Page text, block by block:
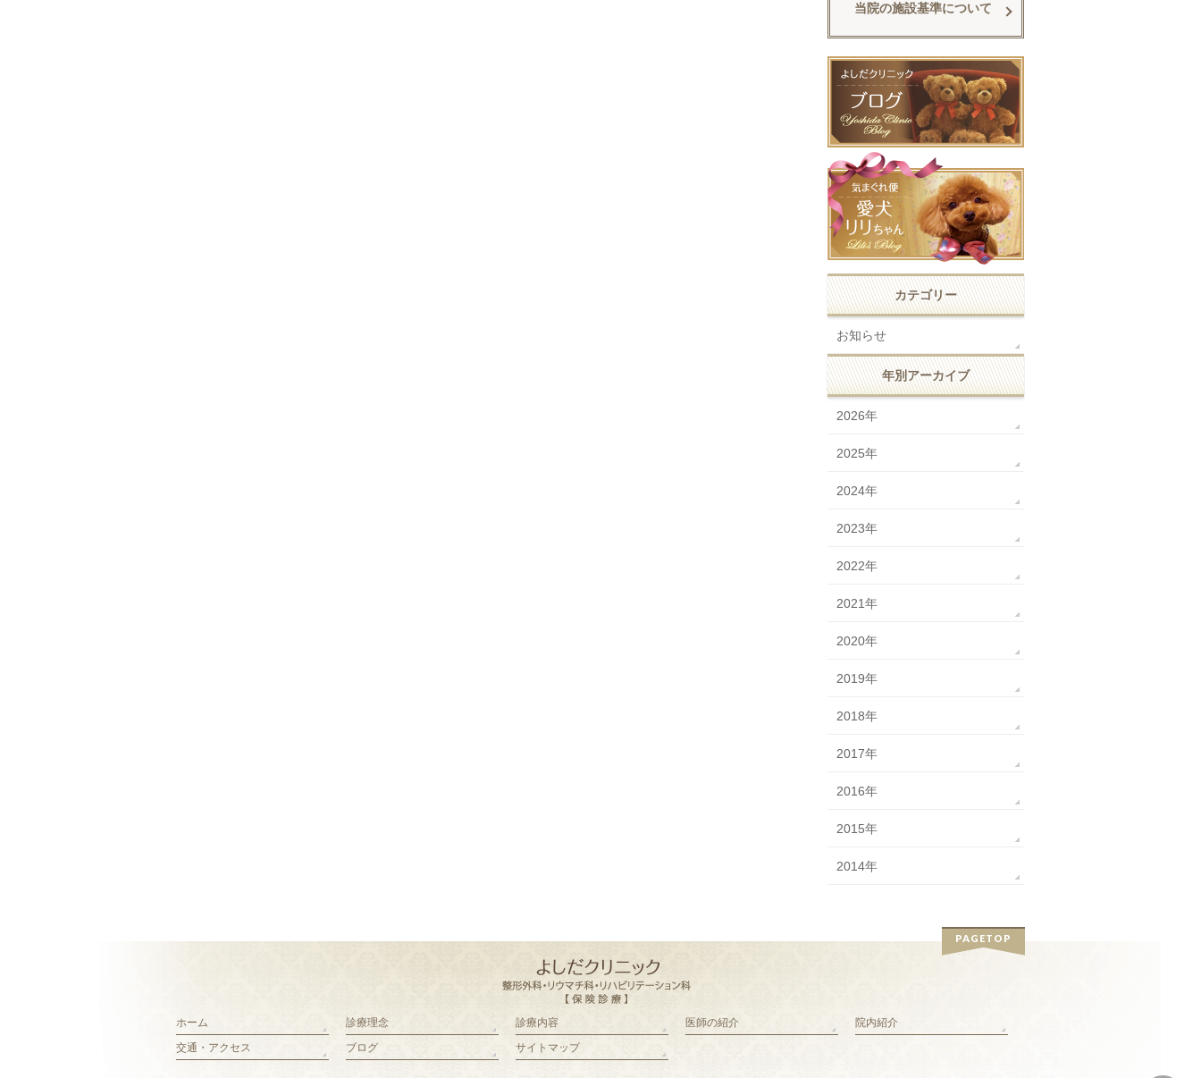
当院の施設基準について
カテゴリー
お知らせ
年別アーカイブ
2026年
2025年
2024年
2023年
2022年
2021年
2020年
2019年
2018年
2017年
2016年
2015年
2014年
PAGETOP
ホーム 診療理念 診療内容 医師の紹介
院内紹介
交通・アクセス
ブログ サイトマップ